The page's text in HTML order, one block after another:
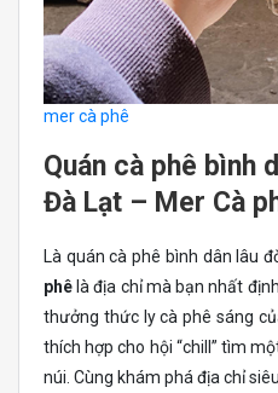
mer cà phê
Quán cà phê bình
Đà Lạt – Mer Cà
Là quán cà phê bình dân lâu
phê là địa chỉ mà bạn nhất
thưởng thức ly cà phê sáng
thích hợp cho hội “chill” tìm
núi. Cùng khám phá địa chỉ